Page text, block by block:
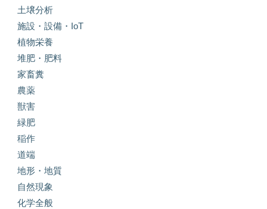
土壌分析
施設・設備・IoT
植物栄養
堆肥・肥料
家畜糞
農薬
獣害
緑肥
稲作
道端
地形・地質
自然現象
化学全般